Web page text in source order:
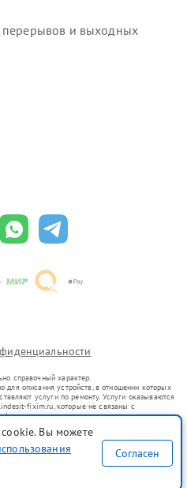
и выходных
справочный характер.
для описания устройств, в отношении которых
услуги по ремонту. Услуги оказываются
fixim.ru, которые не связаны с
представителями.
в гражданский оборот в соответствии
цели индивидуализации услуг или введения
о предоставляемых услугах по
публичной офертой, определяемой
РФ
cookie. Вы можете
Согласен